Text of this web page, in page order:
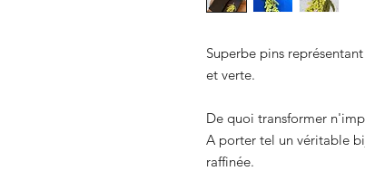
Superbe pins
et verte.
De quoi transformer
A porter tel un véritable
raffinée.